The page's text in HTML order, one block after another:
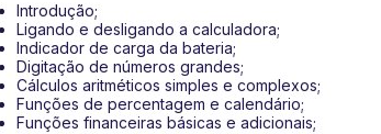
Introdução;
Ligando e desligando a calculadora;
Indicador de carga da bateria;
Digitação de números grandes;
Cálculos aritméticos simples e complexos;
Funções de percentagem e calendário;
Funções financeiras básicas e adicionais;